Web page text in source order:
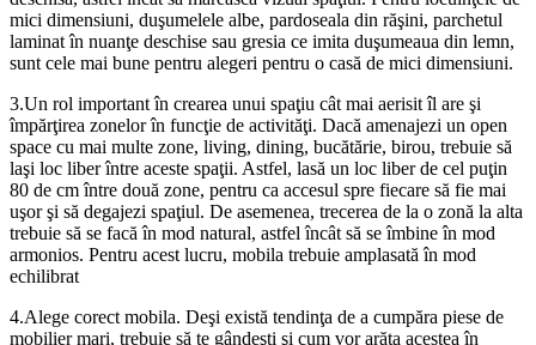
mici dimensiuni, duşumelele albe, pardoseala din răşini, parchetul
laminat în nuanţe deschise sau gresia ce imita duşumeaua din lemn,
sunt cele mai bune pentru alegeri pentru o casă de mici dimensiuni.
3.Un rol important în crearea unui spaţiu cât mai aerisit îl are şi
împărţirea zonelor în funcţie de activităţi. Dacă amenajezi un open
space cu mai multe zone, living, dining, bucătărie, birou, trebuie să
laşi loc liber între aceste spaţii. Astfel, lasă un loc liber de cel puţin
80 de cm între două zone, pentru ca accesul spre fiecare să fie mai
uşor şi să degajezi spaţiul. De asemenea, trecerea de la o zonă la alta
trebuie să se facă în mod natural, astfel încât să se îmbine în mod
armonios. Pentru acest lucru, mobila trebuie amplasată în mod
echilibrat
4.Alege corect mobila. Deşi există tendinţa de a cumpăra piese de
mobilier mari, trebuie să te gândeşti şi cum vor arăta acestea în